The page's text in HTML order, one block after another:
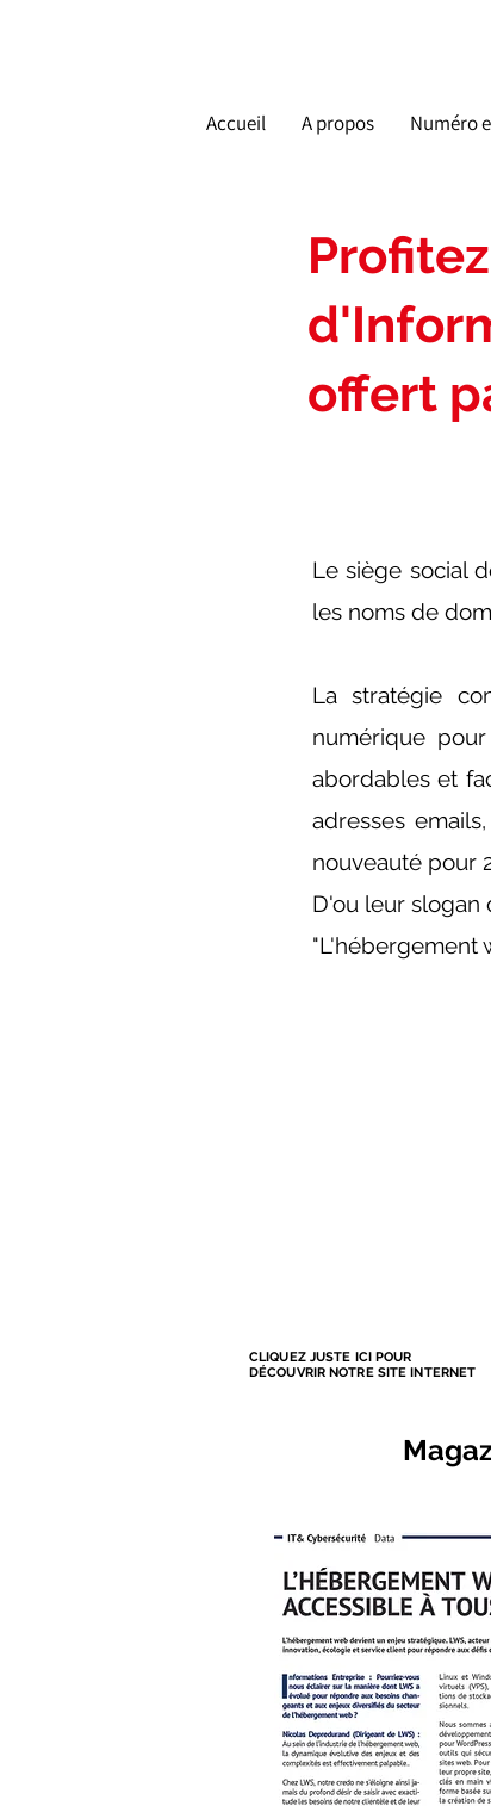
Accueil A propos Numéro
offert
Le siège social
les noms de
La stratégie
numérique
abordables et
adresses
nouveauté pour
D'ou leur slogan
"L'hébergement
CLIQUEZ JUSTE ICI POUR
DÉCOUVRIR NOTRE SITE INTERNET